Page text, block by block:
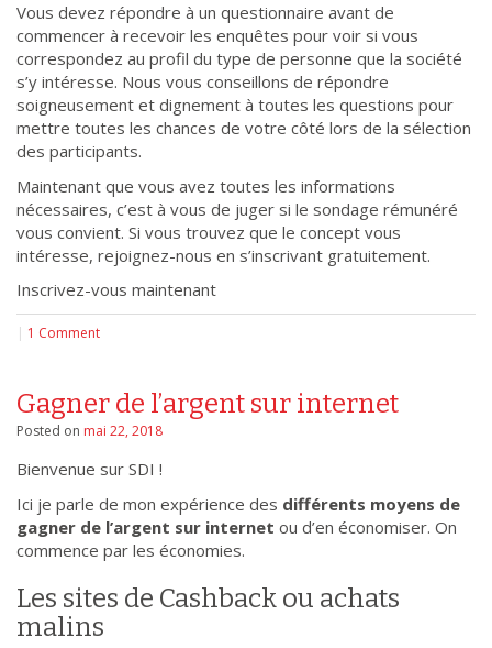
Vous devez répondre à un questionnaire avant de
commencer à recevoir les enquêtes pour voir si vous
correspondez au profil du type de personne que la société
s’y intéresse. Nous vous conseillons de répondre
soigneusement et dignement à toutes les questions pour
mettre toutes les chances de votre côté lors de la sélection
des participants.
Maintenant que vous avez toutes les informations
nécessaires, c’est à vous de juger si le sondage rémunéré
vous convient. Si vous trouvez que le concept vous
intéresse, rejoignez-nous en s’inscrivant gratuitement.
Inscrivez-vous maintenant
| 1 Comment
Gagner de l’argent sur internet
Posted on mai 22, 2018
Bienvenue sur SDI !
Ici je parle de mon expérience des différents moyens de
gagner de l’argent sur internet ou d’en économiser. On
commence par les économies.
Les sites de Cashback ou achats
malins